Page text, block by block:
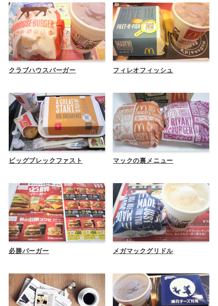
クラブハウスバーガー フィレオフィッシュ
ビッグブレックファスト マックの裏メニュー
必勝バーガー メガマックグリドル